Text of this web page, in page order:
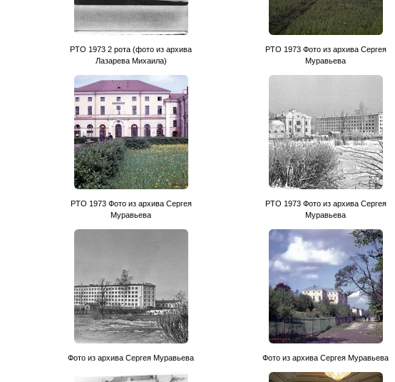
РТО 1973 2 рота (фото из архива
Лазарева Михаила)
PTO 1973 Фото из архива Сергея
Муравьева
PTO 1973 Фото из архива Сергея
Муравьева
PTO 1973 Фото из архива Сергея
Муравьева
Фото из архива Сергея Муравьева Фото из архива Сергея Муравьева